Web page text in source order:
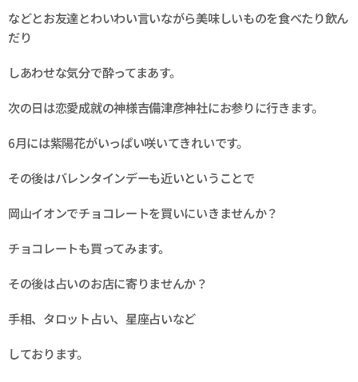
などとお友達とわいわい言いながら美味しいものを食べたり飲ん
だり
しあわせな気分で酔ってまあす。
次の日は恋愛成就の神様吉備津彦神社にお参りに行きます。
6月には紫陽花がいっぱい咲いてきれいです。
その後はバレンタインデーも近いということで
岡山イオンでチョコレートを買いにいきませんか？
チョコレートも買ってみます。
その後は占いのお店に寄りませんか？
手相、タロット占い、星座占いなど
しております。